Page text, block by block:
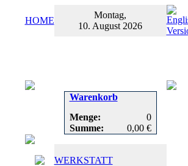
HOME
Montag,
10. August 2026
Warenkorb
Menge:
0
Summe:
0,00 €
WERKSTATT